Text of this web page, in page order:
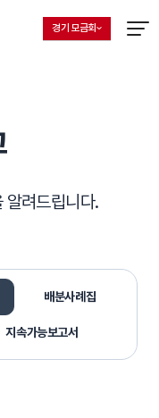
지회 선택 목록 열기
현재 선택된 지회
경기 모금회
알려드립니다.
배분사례집
지속가능보고서